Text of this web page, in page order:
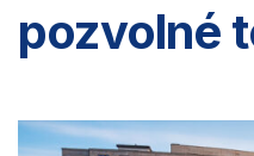
pozvolné